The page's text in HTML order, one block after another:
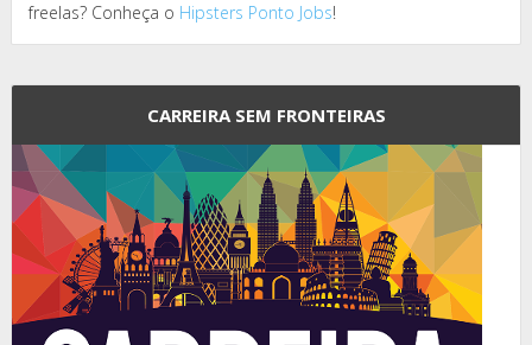
freelas? Conheça o Hipsters Ponto Jobs!
CARREIRA SEM FRONTEIRAS